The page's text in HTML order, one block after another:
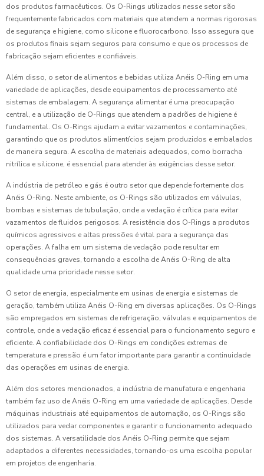
dos produtos farmacêuticos. Os O-Rings utilizados nesse setor são
frequentemente fabricados com materiais que atendem a normas rigorosas
de segurança e higiene, como silicone e fluorocarbono. Isso assegura que
os produtos finais sejam seguros para consumo e que os processos de
fabricação sejam eficientes e confiáveis.
Além disso, o setor de alimentos e bebidas utiliza Anéis O-Ring em uma
variedade de aplicações, desde equipamentos de processamento até
sistemas de embalagem. A segurança alimentar é uma preocupação
central, e a utilização de O-Rings que atendem a padrões de higiene é
fundamental. Os O-Rings ajudam a evitar vazamentos e contaminações,
garantindo que os produtos alimentícios sejam produzidos e embalados
de maneira segura. A escolha de materiais adequados, como borracha
nitrílica e silicone, é essencial para atender às exigências desse setor.
A indústria de petróleo e gás é outro setor que depende fortemente dos
Anéis O-Ring. Neste ambiente, os O-Rings são utilizados em válvulas,
bombas e sistemas de tubulação, onde a vedação é crítica para evitar
vazamentos de fluidos perigosos. A resistência dos O-Rings a produtos
químicos agressivos e altas pressões é vital para a segurança das
operações. A falha em um sistema de vedação pode resultar em
consequências graves, tornando a escolha de Anéis O-Ring de alta
qualidade uma prioridade nesse setor.
O setor de energia, especialmente em usinas de energia e sistemas de
geração, também utiliza Anéis O-Ring em diversas aplicações. Os O-Rings
são empregados em sistemas de refrigeração, válvulas e equipamentos de
controle, onde a vedação eficaz é essencial para o funcionamento seguro e
eficiente. A confiabilidade dos O-Rings em condições extremas de
temperatura e pressão é um fator importante para garantir a continuidade
das operações em usinas de energia.
Além dos setores mencionados, a indústria de manufatura e engenharia
também faz uso de Anéis O-Ring em uma variedade de aplicações. Desde
máquinas industriais até equipamentos de automação, os O-Rings são
utilizados para vedar componentes e garantir o funcionamento adequado
dos sistemas. A versatilidade dos Anéis O-Ring permite que sejam
adaptados a diferentes necessidades, tornando-os uma escolha popular
em projetos de engenharia.